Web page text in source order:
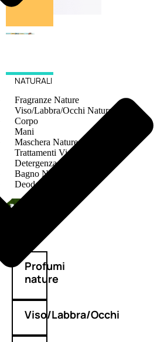
NATURALI
Fragranze Nature
Viso/Labbra/Occhi Nature
Corpo
Mani
Maschera Nature
Trattamenti Viso
Detergenza
Bagno Nature
Deodoranti
Profumi
nature
Viso/Labbra/Occhi